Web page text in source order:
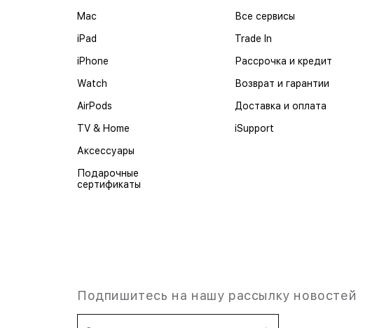
Mac
iPad
iPhone
Watch
AirPods
TV & Home
Аксессуары
Подарочные
сертификаты
Все сервисы
Trade In
Рассрочка и кредит
Возврат и гарантии
Доставка и оплата
iSupport
Подпишитесь на нашу рассылку новостей